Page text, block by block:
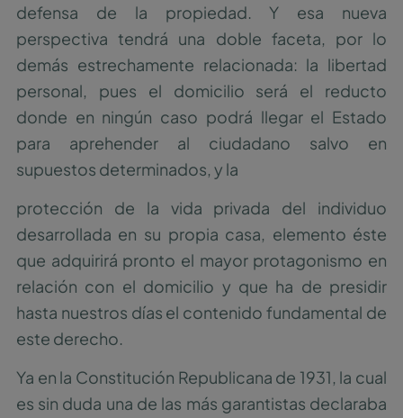
defensa de la propiedad. Y esa nueva
perspectiva tendrá una doble faceta, por lo
demás estrechamente relacionada: la libertad
personal, pues el domicilio será el reducto
donde en ningún caso podrá llegar el Estado
para aprehender al ciudadano salvo en
supuestos determinados, y la
protección de la vida privada del individuo
desarrollada en su propia casa, elemento éste
que adquirirá pronto el mayor protagonismo en
relación con el domicilio y que ha de presidir
hasta nuestros días el contenido fundamental de
este derecho.
Ya en la Constitución Republicana de 1931, la cual
es sin duda una de las más garantistas declaraba